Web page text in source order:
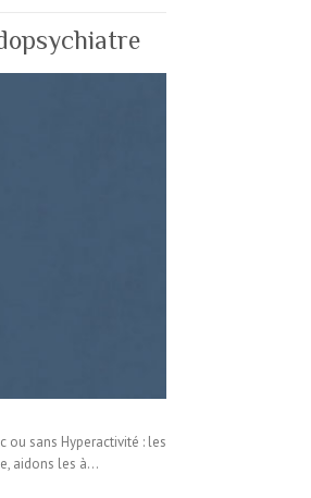
ou sans Hyperactivité : les
aidons les à…